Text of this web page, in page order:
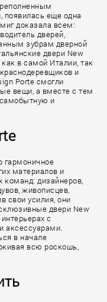
появилась еще одна
доказала всем:
дверей,
зубрам дверной
двери New
в самой Италии, так
и
Porte смогли
вещи, а вместе с тем
и
гармоничное
материалов и
команд: дизайнеров,
живописцев,
свои усилия, они
двери New
с
аксессуарами.
в начале
всю роскошь,